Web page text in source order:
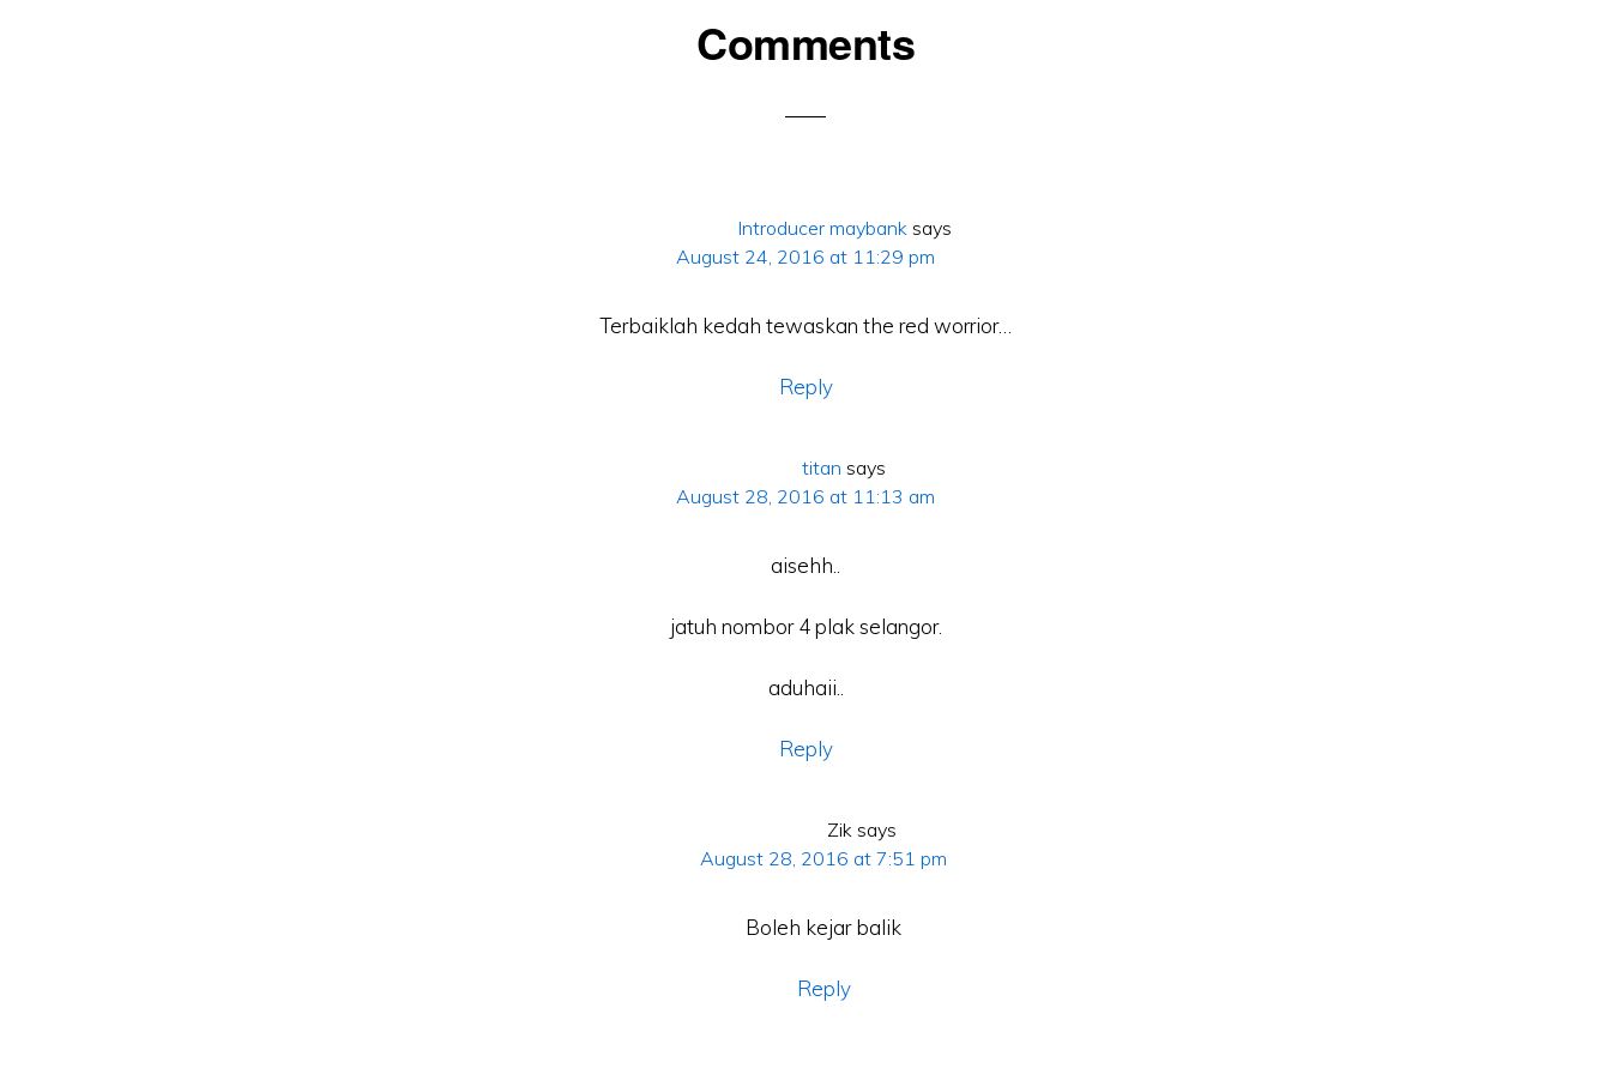
Comments
Introducer maybank says
August 24, 2016 at 11:29 pm
Terbaiklah kedah tewaskan the red worrior…
Reply
titan says
August 28, 2016 at 11:13 am
aisehh..
jatuh nombor 4 plak selangor.
aduhaii..
Reply
Zik says
August 28, 2016 at 7:51 pm
Boleh kejar balik
Reply